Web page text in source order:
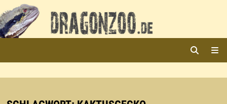
Zurück
zum
Inhalt